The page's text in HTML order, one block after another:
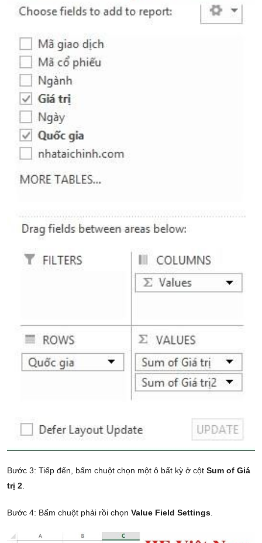
Bước 3: Tiếp đến, bấm chuột chọn một ô bất kỳ ở cột Sum of Giá
trị 2.
Bước 4: Bấm chuột phải rồi chọn Value Field Settings.